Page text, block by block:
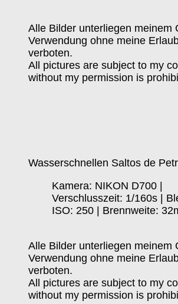
Alle Bilder unterliegen meinem
Verwendung ohne meine
verboten.
All pictures are subject to my
without my permission is
Wasserschnellen Saltos de
Kamera: NIKON D700 |
Verschlusszeit: 1/160s |
ISO: 250 | Brennweite:
Alle Bilder unterliegen meinem
Verwendung ohne meine
verboten.
All pictures are subject to my
without my permission is